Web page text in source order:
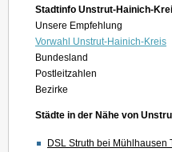
Stadtinfo Unstrut-Hainich-
Unsere Empfehlung
Vorwahl Unstrut-Hainich-Kreis
Bundesland
Postleitzahlen
Bezirke
Städte in der Nähe von
DSL Struth bei Mühlhausen